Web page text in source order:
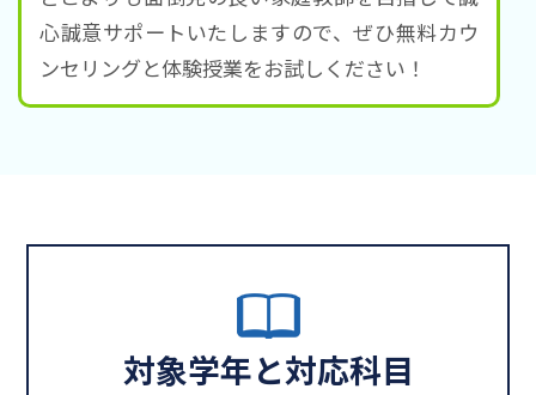
心誠意サポートいたしますので、ぜひ無料カウ
ンセリングと体験授業をお試しください！
対象学年と対応科目